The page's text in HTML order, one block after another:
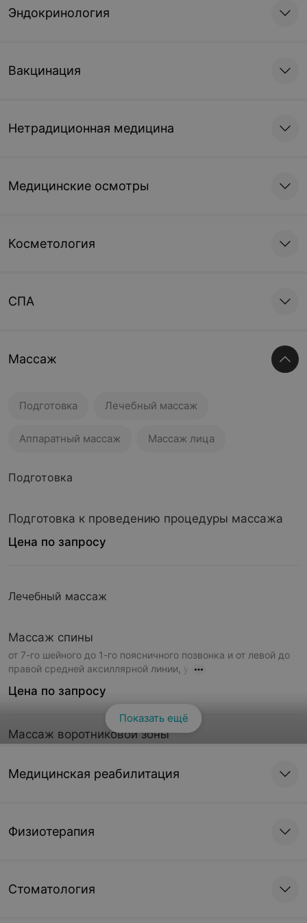
Эндокринология
Вакцинация
Нетрадиционная медицина
Медицинские осмотры
Косметология
СПА
Массаж
Подготовка Лечебный массаж
Аппаратный массаж Массаж лица
Подготовка
Подготовка к проведению процедуры массажа
Цена по запросу
Лечебный массаж
Массаж спины
от 7-го шейного до 1-го поясничного позвонка и от левой до
правой средней аксиллярной линии, у
Цена по запросу
Массаж воротниковой зоны
Массаж головы
Показать ещё
Медицинская реабилитация
Физиотерапия
Стоматология